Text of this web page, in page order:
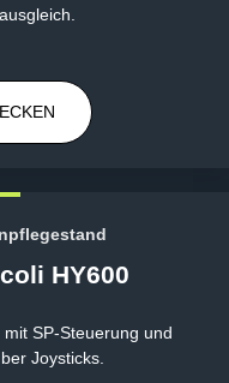
HY600
SP-Steuerung und
Joysticks.